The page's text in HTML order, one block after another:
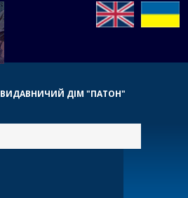
ВИДАВНИЧИЙ ДІМ "ПАТОН"